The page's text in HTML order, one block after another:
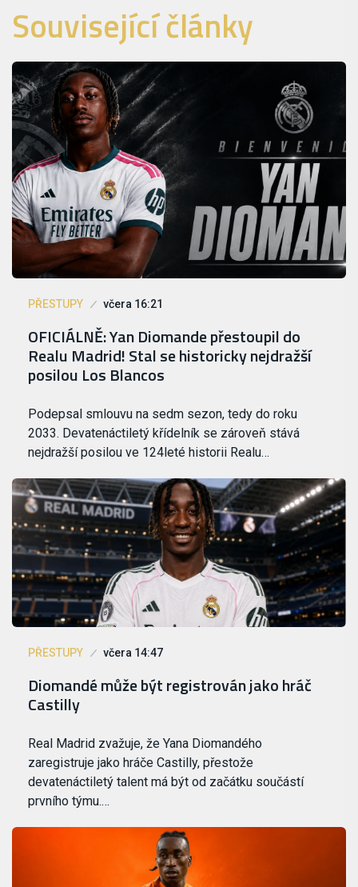
Související články
PŘESTUPY včera 16:21
OFICIÁLNĚ: Yan Diomande přestoupil do
Realu Madrid! Stal se historicky nejdražší
posilou Los Blancos
Podepsal smlouvu na sedm sezon, tedy do roku
2033. Devatenáctiletý křídelník se zároveň stává
nejdražší posilou ve 124leté historii Realu…
PŘESTUPY včera 14:47
Diomandé může být registrován jako hráč
Castilly
Real Madrid zvažuje, že Yana Diomandého
zaregistruje jako hráče Castilly, přestože
devatenáctiletý talent má být od začátku součástí
prvního týmu.…